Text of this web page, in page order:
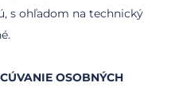
s ohľadom na technický
OSOBNÝCH